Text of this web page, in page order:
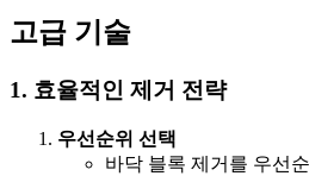
고급 기술
1. 효율적인 제거 전략
우선순위 선택
바닥 블록 제거를 우선